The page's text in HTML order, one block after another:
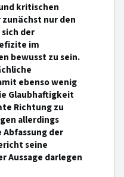
kritischen
nur den
der
im
bewusst zu sein.
ebenso wenig
Glaubhaftigkeit
Richtung zu
allerdings
der
seine
Aussage darlegen